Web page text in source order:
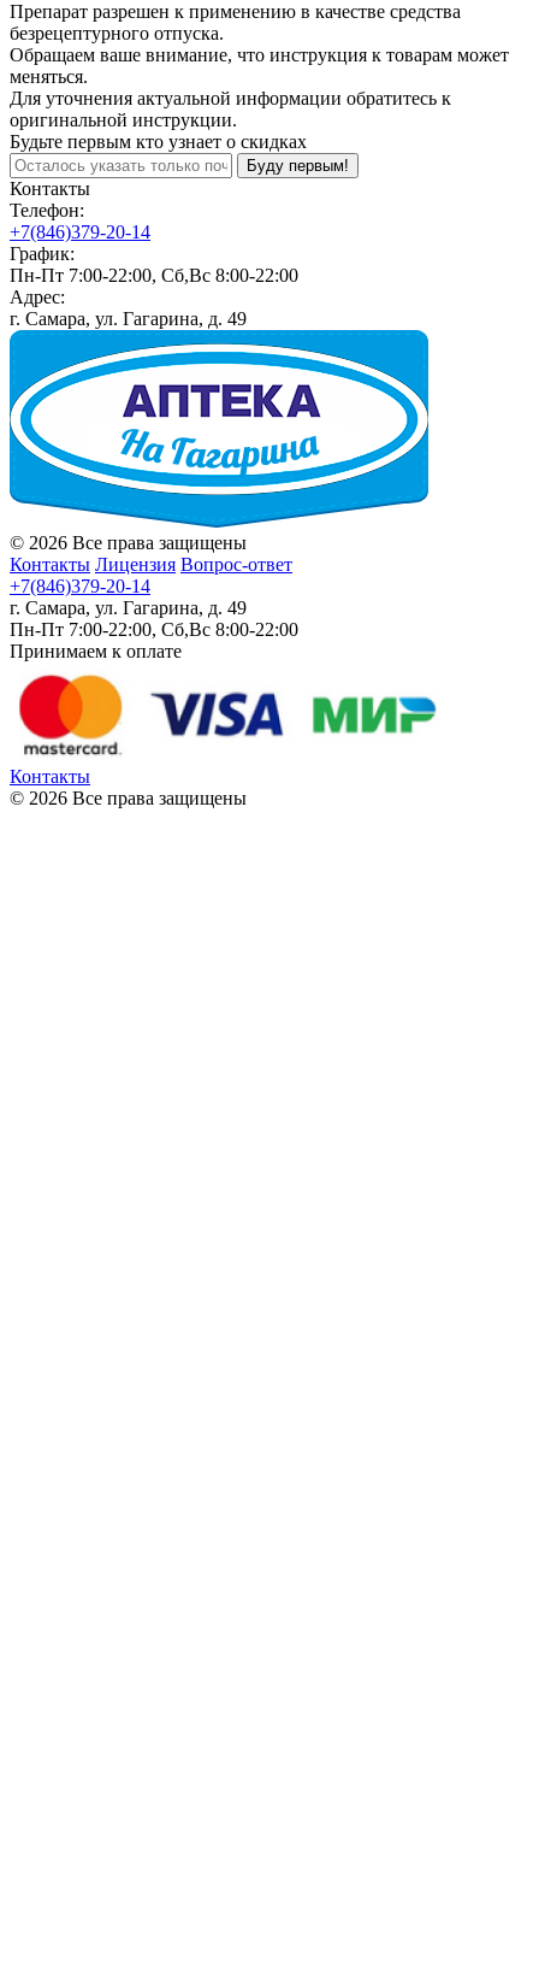
Препарат разрешен к применению в качестве средства
безрецептурного отпуска.
Обращаем ваше внимание, что инструкция к товарам может
меняться.
Для уточнения актуальной информации обратитесь к
оригинальной инструкции.
Будьте первым кто узнает о скидках
Буду первым!
Контакты
Телефон:
+7(846)379-20-14
График:
Пн-Пт 7:00-22:00, Сб,Вс 8:00-22:00
Адрес:
г. Самара, ул. Гагарина, д. 49
© 2026 Все права защищены
Контакты Лицензия Вопрос-ответ
+7(846)379-20-14
г. Самара, ул. Гагарина, д. 49
Пн-Пт 7:00-22:00, Сб,Вс 8:00-22:00
Принимаем к оплате
Контакты
© 2026 Все права защищены